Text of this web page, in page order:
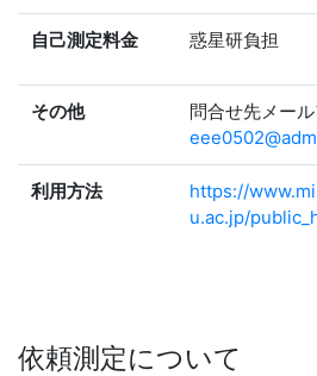
自己測定料金 惑星研負担
その他
問合せ先メー
利用方法
https://
u.ac.jp/
依頼測定について